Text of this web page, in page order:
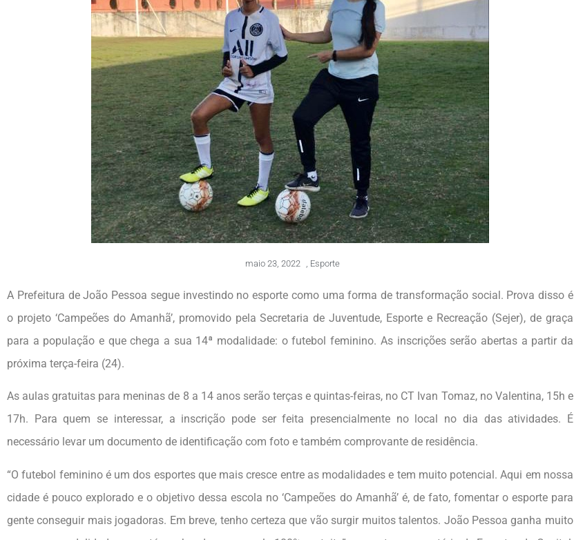
maio 23, 2022 Esporte
A Prefeitura de João Pessoa segue investindo no esporte como uma forma de transformação social. Prova disso é
o projeto ‘Campeões do Amanhã’, promovido pela Secretaria de Juventude, Esporte e Recreação (Sejer), de graça
para a população e que chega a sua 14ª modalidade: o futebol feminino. As inscrições serão abertas a partir da
próxima terça-feira (24).
As aulas gratuitas para meninas de 8 a 14 anos serão terças e quintas-feiras, no CT Ivan Tomaz, no Valentina, 15h e
17h. Para quem se interessar, a inscrição pode ser feita presencialmente no local no dia das atividades. É
necessário levar um documento de identificação com foto e também comprovante de residência.
“O futebol feminino é um dos esportes que mais cresce entre as modalidades e tem muito potencial. Aqui em nossa
cidade é pouco explorado e o objetivo dessa escola no ‘Campeões do Amanhã’ é, de fato, fomentar o esporte para
gente conseguir mais jogadoras. Em breve, tenho certeza que vão surgir muitos talentos. João Pessoa ganha muito